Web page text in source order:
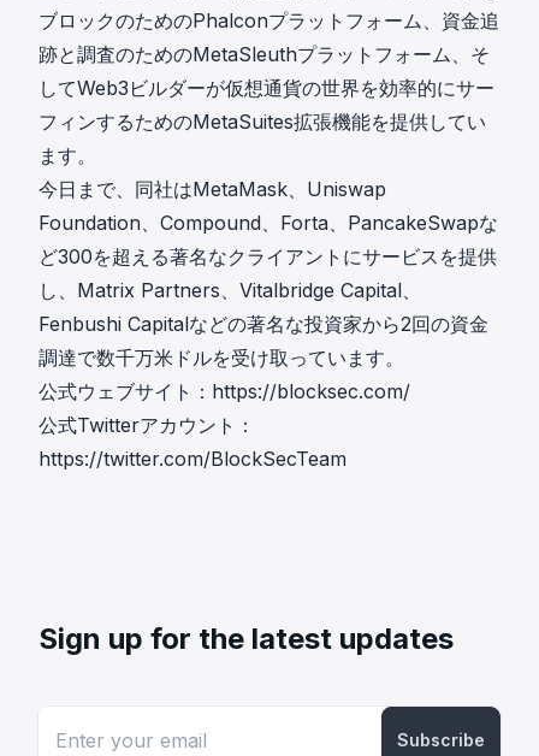
ブロックのためのPhalconプラットフォーム、資金追
跡と調査のためのMetaSleuthプラットフォーム、そ
してWeb3ビルダーが仮想通貨の世界を効率的にサー
フィンするためのMetaSuites拡張機能を提供してい
ます。
今日まで、同社はMetaMask、Uniswap
Foundation、Compound、Forta、PancakeSwapな
ど300を超える著名なクライアントにサービスを提供
し、Matrix Partners、Vitalbridge Capital、
Fenbushi Capitalなどの著名な投資家から2回の資金
調達で数千万米ドルを受け取っています。
公式ウェブサイト： https://blocksec.com/
公式Twitterアカウント：
https://twitter.com/BlockSecTeam
Sign up for the latest updates
Subscribe